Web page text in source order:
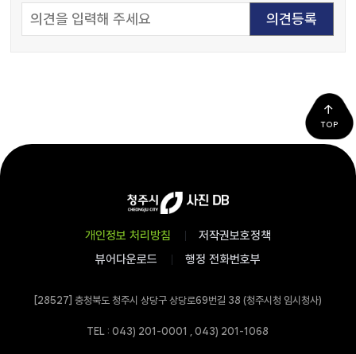
TOP
개인정보 처리방침
저작권보호정책
뷰어다운로드
행정 전화번호부
[28527] 충청북도 청주시 상당구 상당로69번길 38 (청주시청 임시청사)
TEL : 043) 201-0001 , 043) 201-1068